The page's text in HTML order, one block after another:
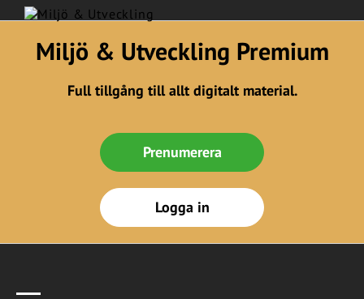
Miljö & Utveckling Premium
Full tillgång till allt digitalt material.
Prenumerera
Logga in